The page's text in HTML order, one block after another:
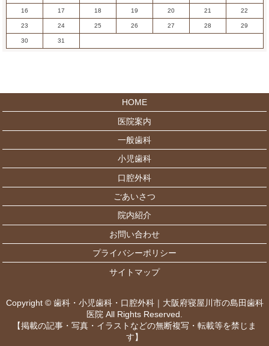
16 17 18 19 20 21 22
23 24 25 26 27 28 29
30 31
HOME
医院案内
一般歯科
小児歯科
口腔外科
ごあいさつ
院内紹介
お問い合わせ
プライバシーポリシー
サイトマップ
Copyright © 歯科・小児歯科・口腔外科｜大阪府寝屋川市の島田歯科
医院 All Rights Reserved.
【掲載の記事・写真・イラストなどの無断複写・転載等を禁じま
す】